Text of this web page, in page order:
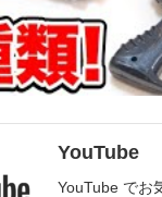
YouTube
YouTube でお